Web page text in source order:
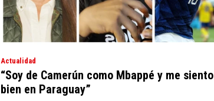
Actualidad
“Soy de Camerún como Mbappé y me siento
bien en Paraguay”